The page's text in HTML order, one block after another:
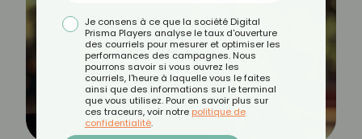
Je consens à ce que la société Digital
Prisma Players analyse le taux d'ouverture
des courriels pour mesurer et optimiser les
performances des campagnes. Nous
pourrons savoir si vous ouvrez les
courriels, l'heure à laquelle vous le faites
ainsi que des informations sur le terminal
que vous utilisez. Pour en savoir plus sur
ces traceurs, voir notre politique de
confidentialité.